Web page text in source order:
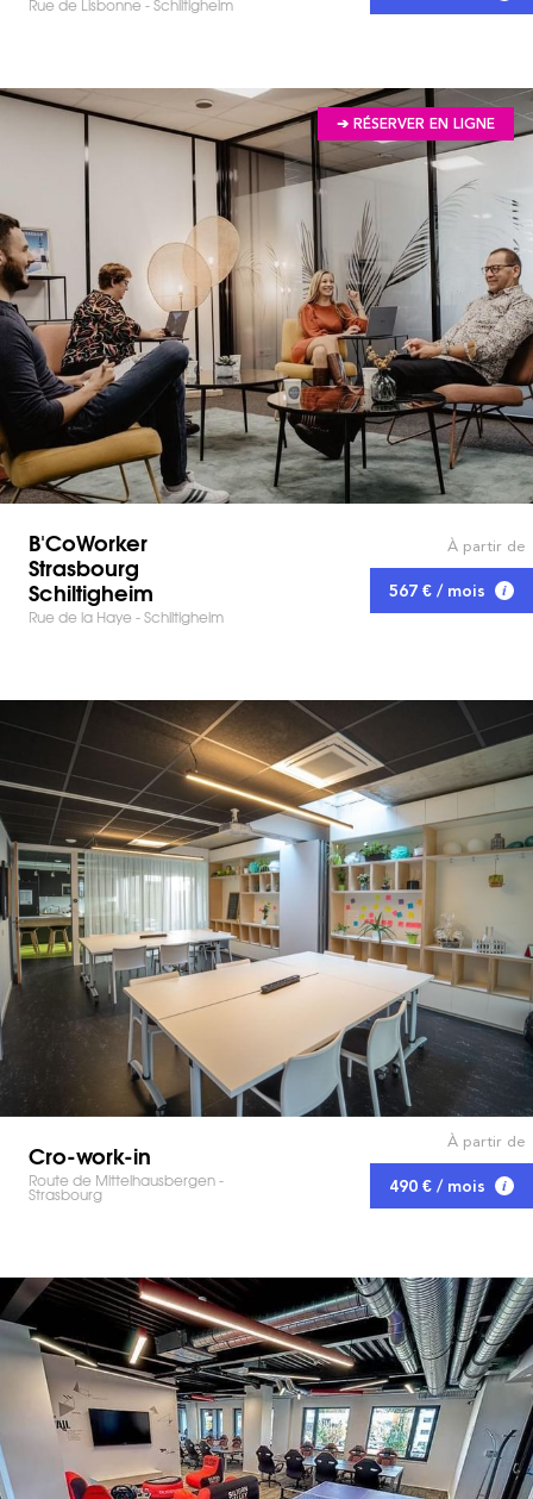
Rue de Lisbonne - Schiltigheim
➔ RÉSERVER EN LIGNE
B'CoWorker
Strasbourg
Schiltigheim
Rue de la Haye - Schiltigheim
À partir de
567 € / mois
Cro-work-in
Route de Mittelhausbergen -
Strasbourg
À partir de
490 € / mois